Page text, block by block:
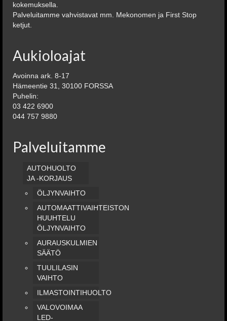
kokemuksella.
Palveluitamme vahvistavat mm. Mekonomen ja First Stop
ketjut.
Aukioloajat
Avoinna ark. 8-17
Hämeentie 31, 30100 FORSSA
Puhelin:
03 422 6900
044 757 9880
Palveluitamme
AUTOHUOLTO
JA -KORJAUS
ÖLJYNVAIHTO
AUTOMAATTIVAIHTEISTON
HUUHTELU
ÖLJYNVAIHTO
AURAUSKULMIEN
SÄÄTÖ
TUULILASIN
VAIHTO
ILMASTOINTIHUOLTO
VALOVOIMAA
LED-